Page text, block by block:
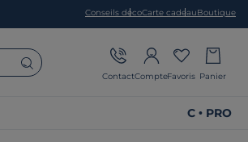
Conseils décoCarte cadeauBoutique
ContactCompteFavoris Panier
C • PRO